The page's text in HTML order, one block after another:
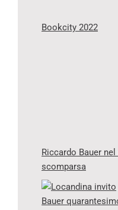
Bookcity 2022
Riccardo Bauer
scomparsa